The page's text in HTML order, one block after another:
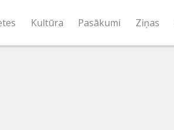
Kultūra Pasākumi Ziņas